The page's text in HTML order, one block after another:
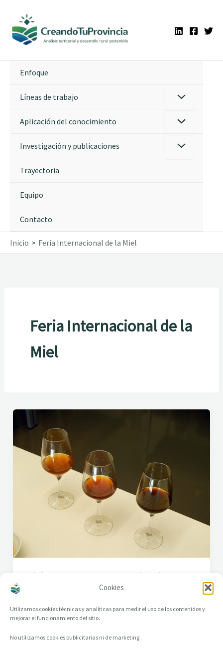
Cookies
Utilizamos cookies técnicas y analíticas para medir el uso de los contenidos y
mejorar el funcionamiento del sitio.
No utilizamos cookies publicitarias ni de marketing.
contenido
Enfoque
Líneas de trabajo
Aplicación del conocimiento
Investigación y publicaciones
Trayectoria
Equipo
Contacto
Inicio Feria Internacional de la Miel
Feria Internacional de la
Miel
Miel en Camponaraya: tras la exitosa
cata… la esperadísima Feria